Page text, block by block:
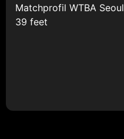
Matchprofil WTBA Seoul
39 feet